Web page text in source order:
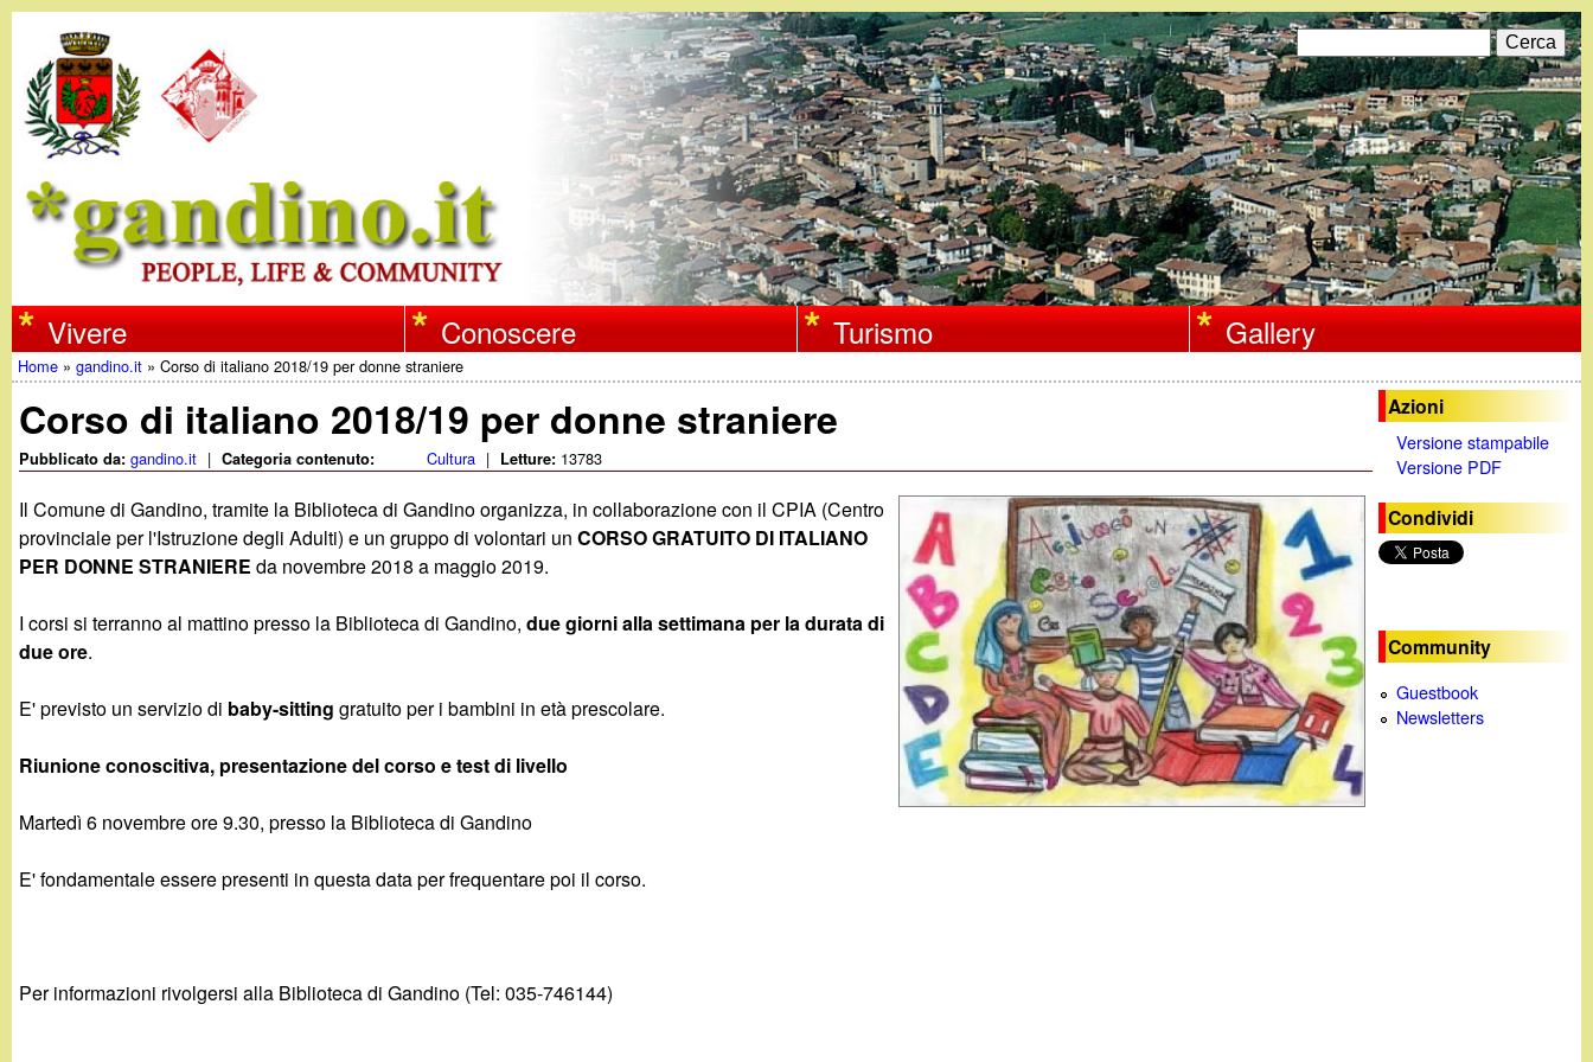
Salta
al
contenuto
principale
w
w
w
.
g
a
n
d
i
n
o
i
F
o
r
m
d
i
r
i
e
r
c
a
C
e
r
c
a
Vivere Conoscere Turismo Gallery
Tu
sei
Home »gandino.it »Corso di italiano 2018/19 per donne straniere
Corso di italiano 2018/19 per donne straniere
Pubblicato da:gandino.it | Categoria contenuto: Cultura | Letture: 13783
Il Comune di Gandino, tramite la Biblioteca di Gandino organizza, in collaborazione con il CPIA (Centro
provinciale per l'Istruzione degli Adulti) e un gruppo di volontari un CORSO GRATUITO DI ITALIANO
PER DONNE STRANIERE da novembre 2018 a maggio 2019.
I corsi si terranno al mattino presso la Biblioteca di Gandino,due giorni alla settimana per la durata di
due ore.
E' previsto un servizio di baby-sitting gratuito per i bambini in età prescolare.
Riunione conoscitiva, presentazione del corso e test di livello
Martedì 6 novembre ore 9.30, presso la Biblioteca di Gandino
E' fondamentale essere presenti in questa data per frequentare poi il corso.
Per informazioni rivolgersi alla Biblioteca di Gandino (Tel: 035-746144)
Azioni
Versione stampabile
Versione PDF
Condividi
Community
Guestbook
Newsletters